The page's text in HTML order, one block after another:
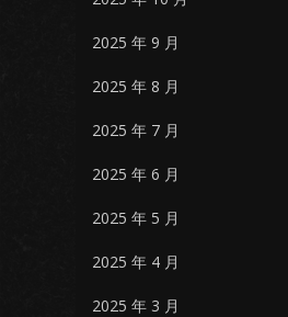
2025 年 9 月
2025 年 8 月
2025 年 7 月
2025 年 6 月
2025 年 5 月
2025 年 4 月
2025 年 3 月